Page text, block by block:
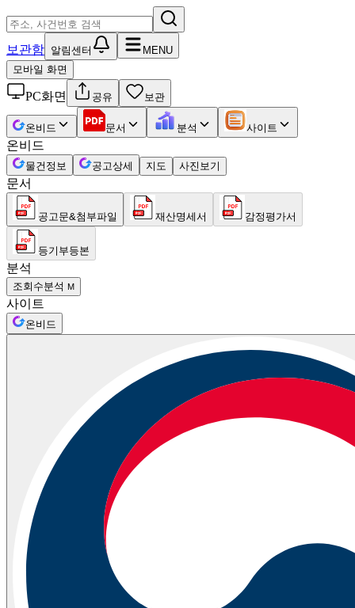
보관함 알림센터
MENU
모바일 화면
PC화면 공유 보관
온비드 문서 분석 사이트
온비드
물건정보 공고상세 지도 사진보기
문서
공고문&첨부파일 재산명세서 감정평가서
등기부등본
분석
조회수분석 M
사이트
온비드